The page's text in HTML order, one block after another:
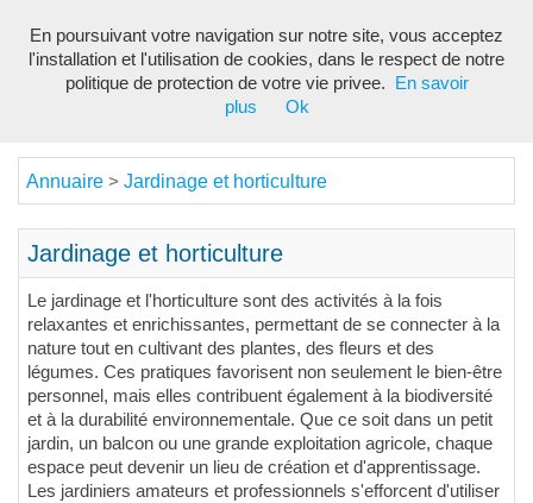
Annuaire > Jardinage et horticulture
Jardinage et horticulture
Le jardinage et l'horticulture sont des activités à la fois
relaxantes et enrichissantes, permettant de se connecter à la
nature tout en cultivant des plantes, des fleurs et des
légumes. Ces pratiques favorisent non seulement le bien-être
personnel, mais elles contribuent également à la biodiversité
et à la durabilité environnementale. Que ce soit dans un petit
jardin, un balcon ou une grande exploitation agricole, chaque
espace peut devenir un lieu de création et d'apprentissage.
Les jardiniers amateurs et professionnels s'efforcent d'utiliser
En poursuivant votre navigation sur notre site, vous acceptez
l'installation et l'utilisation de cookies, dans le respect de notre
politique de protection de votre vie privee.
En savoir
plus
Ok